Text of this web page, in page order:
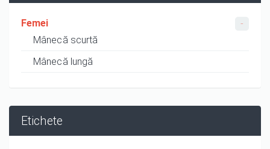
Femei
Mânecă scurtă
Mânecă lungă
Etichete